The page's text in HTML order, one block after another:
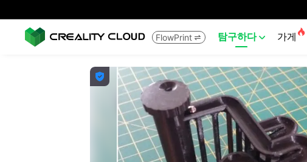
FlowPrint  탐구하다  가게 
